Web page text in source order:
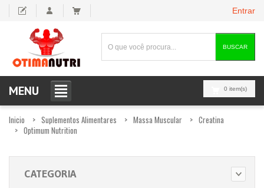
Entrar
BUSCAR
0 item(s)
MENU
Inicio Suplementos Alimentares Massa Muscular
Creatina
Optimum Nutrition
CATEGORIA